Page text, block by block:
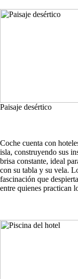
Paisaje desértico
Coche cuenta con
isla, construyendo sus
brisa constante, ideal
con su tabla y su vela.
fascinación que
entre quienes practican